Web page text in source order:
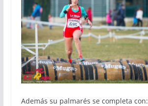
Además su palmarés se completa con: